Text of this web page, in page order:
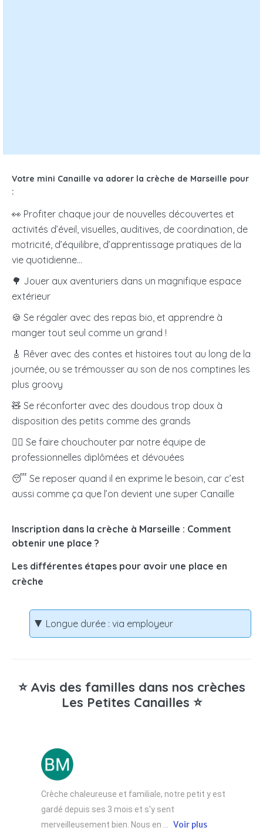
Votre place en crèche vous coûtera :€ /
jour soit € / mois
Les résultats obtenus n'ont qu'une valeur informative,
indicative et non contractuelle.La crèche ouvre droit
à un crédit d’impôts de 50%de vos frais de garde
dans la limite de 1 750€ par enfant et par an.
: La crèche établit sa propre
versant directement une aide mensuelle, dont le
montant dépend de vos revenus et du nombre
d’enfants à charge.
Votre mini Canaille va adorer la crèche de Marseille pour
:
👀 Profiter chaque jour de nouvelles découvertes et
activités d’éveil, visuelles, auditives, de coordination, de
motricité, d’équilibre, d’apprentissage pratiques de la
vie quotidienne…
🌳 Jouer aux aventuriers dans un magnifique espace
extérieur
🍪 Se régaler avec des repas bio, et apprendre à
manger tout seul comme un grand !
🎸 Rêver avec des contes et histoires tout au long de la
journée, ou se trémousser au son de nos comptines les
plus groovy
🧸 Se réconforter avec des doudous trop doux à
disposition des petits comme des grands
🧖‍♀️ Se faire chouchouter par notre équipe de
professionnelles diplômées et dévouées
😴 Se reposer quand il en exprime le besoin, car c’est
aussi comme ça que l’on devient une super Canaille
Inscription dans la crèche à Marseille : Comment
obtenir une place ?
Les différentes étapes pour avoir une place en
crèche
Longue durée : via employeur
⭐ Avis des familles dans nos crèches
Les Petites Canailles ⭐
Crèche chaleureuse et familiale, notre petit y est
gardé depuis ses 3 mois et s'y sent
merveilleusement bien. Nous en ... Voir plus